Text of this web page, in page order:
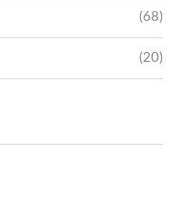
(68)
(20)